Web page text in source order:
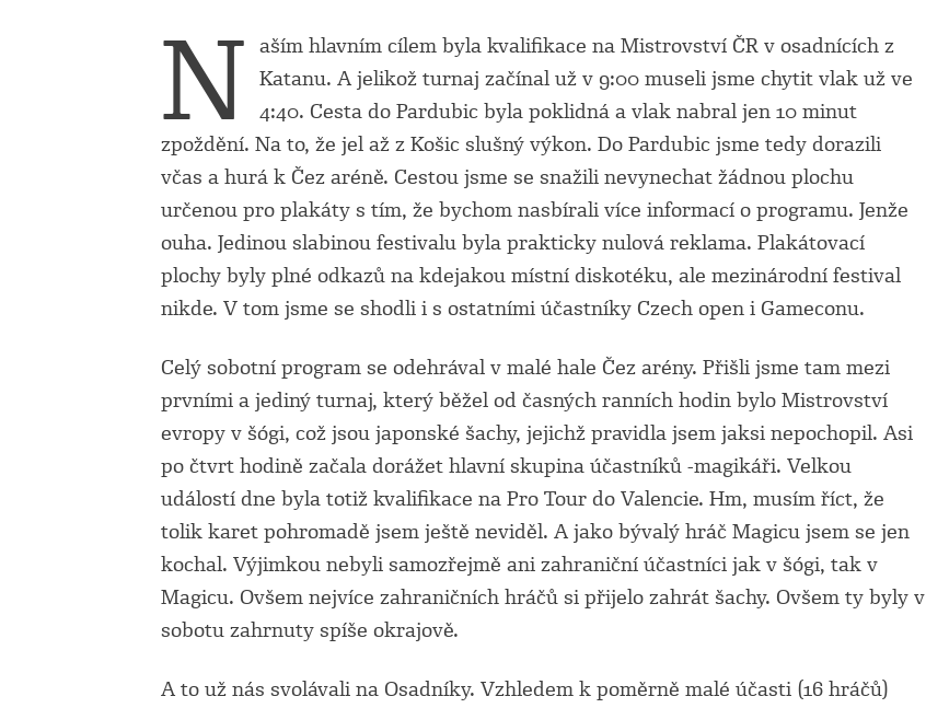
N aším hlavním cílem byla kvalifikace na Mistrovství ČR v osadnících z
Katanu. A jelikož turnaj začínal už v 9:00 museli jsme chytit vlak už ve
4:40. Cesta do Pardubic byla poklidná a vlak nabral jen 10 minut
zpoždění. Na to, že jel až z Košic slušný výkon. Do Pardubic jsme tedy dorazili
včas a hurá k Čez aréně. Cestou jsme se snažili nevynechat žádnou plochu
určenou pro plakáty s tím, že bychom nasbírali více informací o programu. Jenže
ouha. Jedinou slabinou festivalu byla prakticky nulová reklama. Plakátovací
plochy byly plné odkazů na kdejakou místní diskotéku, ale mezinárodní festival
nikde. V tom jsme se shodli i s ostatními účastníky Czech open i Gameconu.
Celý sobotní program se odehrával v malé hale Čez arény. Přišli jsme tam mezi
prvními a jediný turnaj, který běžel od časných ranních hodin bylo Mistrovství
evropy v šógi, což jsou japonské šachy, jejichž pravidla jsem jaksi nepochopil. Asi
po čtvrt hodině začala dorážet hlavní skupina účastníků -magikáři. Velkou
událostí dne byla totiž kvalifikace na Pro Tour do Valencie. Hm, musím říct, že
tolik karet pohromadě jsem ještě neviděl. A jako bývalý hráč Magicu jsem se jen
kochal. Výjimkou nebyli samozřejmě ani zahraniční účastníci jak v šógi, tak v
Magicu. Ovšem nejvíce zahraničních hráčů si přijelo zahrát šachy. Ovšem ty byly v
sobotu zahrnuty spíše okrajově.
A to už nás svolávali na Osadníky. Vzhledem k poměrně malé účasti (16 hráčů)